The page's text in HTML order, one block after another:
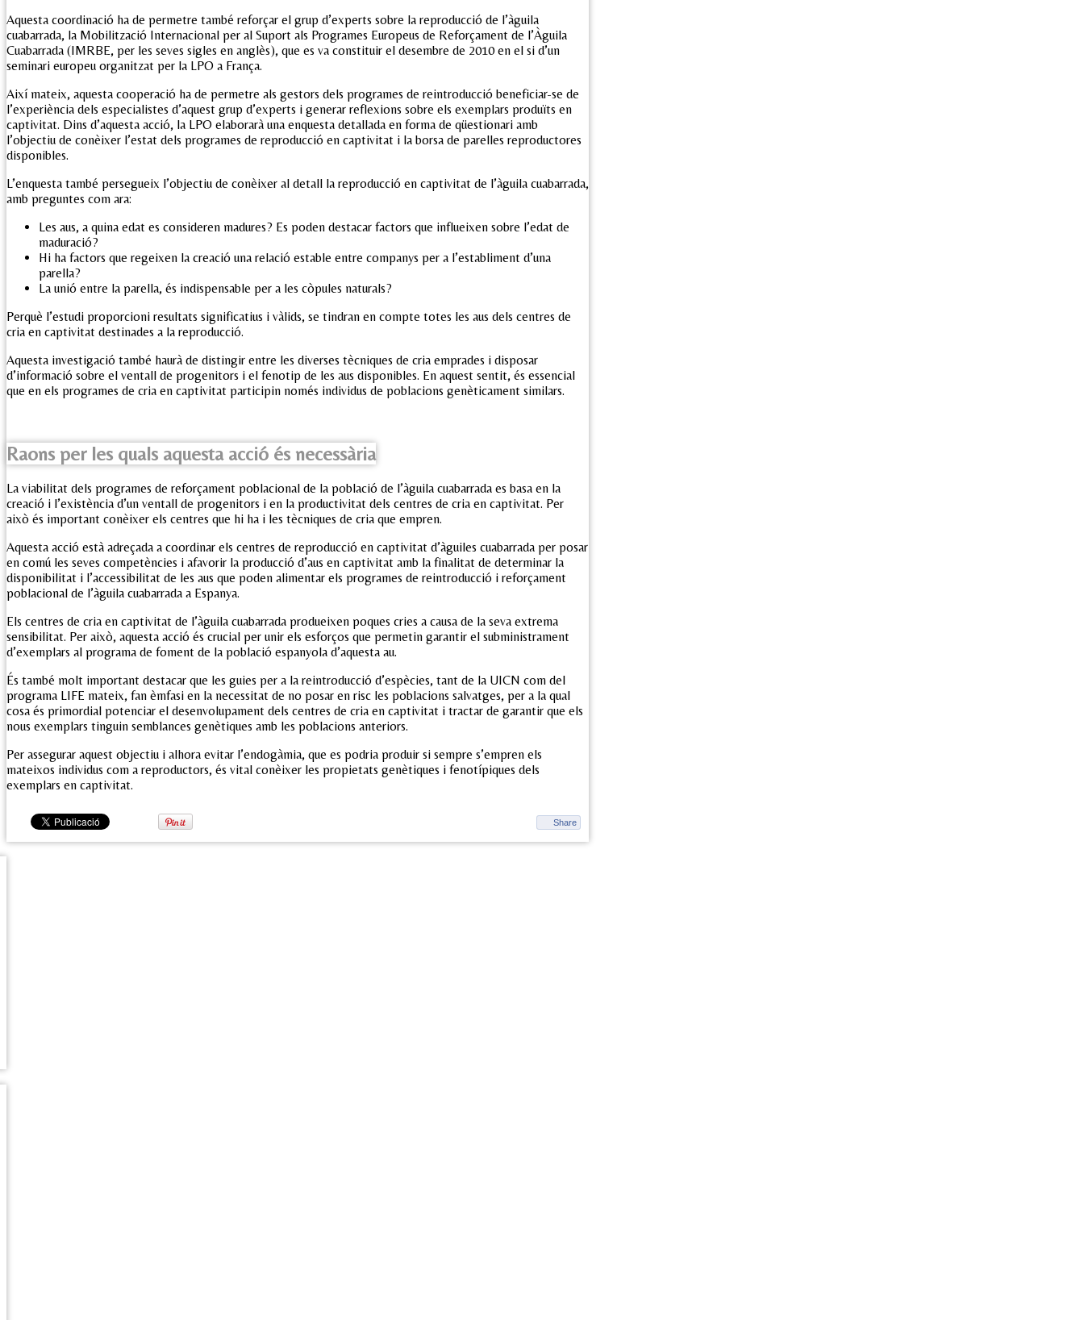
Aquesta coordinació ha de permetre també reforçar el grup d’experts sobre la reproducció de l’àguila
cuabarrada, la Mobilització Internacional per al Suport als Programes Europeus de Reforçament de l’Àguila
Cuabarrada (IMRBE, per les seves sigles en anglès), que es va constituir el desembre de 2010 en el si d’un
seminari europeu organitzat per la LPO a França.
Així mateix, aquesta cooperació ha de permetre als gestors dels programes de reintroducció beneficiar-se de
l’experiència dels especialistes d’aquest grup d’experts i generar reflexions sobre els exemplars produïts en
captivitat. Dins d’aquesta acció, la LPO elaborarà una enquesta detallada en forma de qüestionari amb
l’objectiu de conèixer l’estat dels programes de reproducció en captivitat i la borsa de parelles reproductores
disponibles.
L’enquesta també persegueix l’objectiu de conèixer al detall la reproducció en captivitat de l’àguila cuabarrada,
amb preguntes com ara:
Les aus, a quina edat es consideren madures? Es poden destacar factors que influeixen sobre l’edat de
maduració?
Hi ha factors que regeixen la creació una relació estable entre companys per a l’establiment d’una
parella?
La unió entre la parella, és indispensable per a les còpules naturals?
Perquè l’estudi proporcioni resultats significatius i vàlids, se tindran en compte totes les aus dels centres de
cria en captivitat destinades a la reproducció.
Aquesta investigació també haurà de distingir entre les diverses tècniques de cria emprades i disposar
d’informació sobre el ventall de progenitors i el fenotip de les aus disponibles. En aquest sentit, és essencial
que en els programes de cria en captivitat participin només individus de poblacions genèticament similars.
Raons per les quals aquesta acció és necessària
La viabilitat dels programes de reforçament poblacional de la població de l’àguila cuabarrada es basa en la
creació i l’existència d’un ventall de progenitors i en la productivitat dels centres de cria en captivitat. Per
això és important conèixer els centres que hi ha i les tècniques de cria que empren.
Aquesta acció està adreçada a coordinar els centres de reproducció en captivitat d’àguiles cuabarrada per posar
en comú les seves competències i afavorir la producció d’aus en captivitat amb la finalitat de determinar la
disponibilitat i l’accessibilitat de les aus que poden alimentar els programes de reintroducció i reforçament
poblacional de l’àguila cuabarrada a Espanya.
Els centres de cria en captivitat de l’àguila cuabarrada produeixen poques cries a causa de la seva extrema
sensibilitat. Per això, aquesta acció és crucial per unir els esforços que permetin garantir el subministrament
d’exemplars al programa de foment de la població espanyola d’aquesta au.
És també molt important destacar que les guies per a la reintroducció d’espècies, tant de la UICN com del
programa LIFE mateix, fan èmfasi en la necessitat de no posar en risc les poblacions salvatges, per a la qual
cosa és primordial potenciar el desenvolupament dels centres de cria en captivitat i tractar de garantir que els
nous exemplars tinguin semblances genètiques amb les poblacions anteriors.
Per assegurar aquest objectiu i alhora evitar l’endogàmia, que es podria produir si sempre s’empren els
mateixos individus com a reproductors, és vital conèixer les propietats genètiques i fenotípiques dels
exemplars en captivitat.
Share